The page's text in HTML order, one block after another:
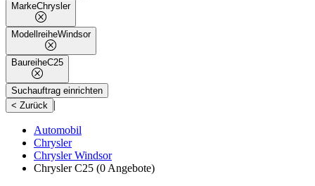
MarkeChrysler
ModellreiheWindsor
BaureiheC25
Suchauftrag einrichten
< Zurück |
Automobil
Chrysler
Chrysler Windsor
Chrysler C25 (0 Angebote)